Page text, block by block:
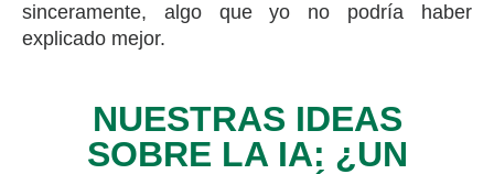
sinceramente, algo que yo no podría haber
explicado mejor.
NUESTRAS IDEAS
SOBRE LA IA: ¿UN